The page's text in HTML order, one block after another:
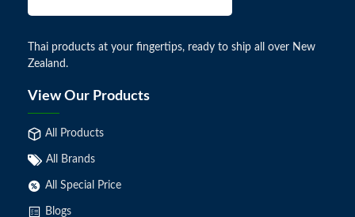
Thai products at your fingertips, ready to ship all over New
Zealand.
View Our Products
All Products
All Brands
All Special Price
Blogs